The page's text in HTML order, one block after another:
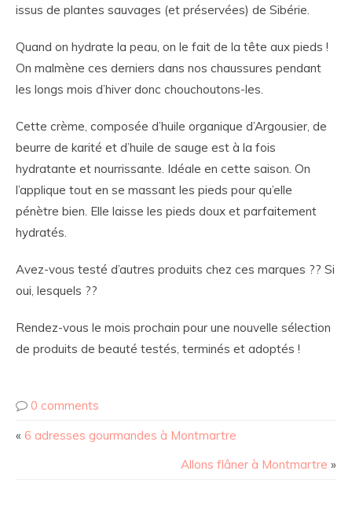
issus de plantes sauvages (et préservées) de Sibérie.
Quand on hydrate la peau, on le fait de la tête aux pieds !
On malmène ces derniers dans nos chaussures pendant
les longs mois d’hiver donc chouchoutons-les.
Cette crème, composée d’huile organique d’Argousier, de
beurre de karité et d’huile de sauge est à la fois
hydratante et nourrissante. Idéale en cette saison. On
l’applique tout en se massant les pieds pour qu’elle
pénètre bien. Elle laisse les pieds doux et parfaitement
hydratés.
Avez-vous testé d’autres produits chez ces marques ?? Si
oui, lesquels ??
Rendez-vous le mois prochain pour une nouvelle sélection
de produits de beauté testés, terminés et adoptés !
0 comments
« 6 adresses gourmandes à Montmartre
Allons flâner à Montmartre »